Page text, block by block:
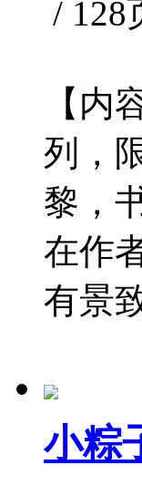
/ 128
【内
列，
黎，
在作
有景
小粽